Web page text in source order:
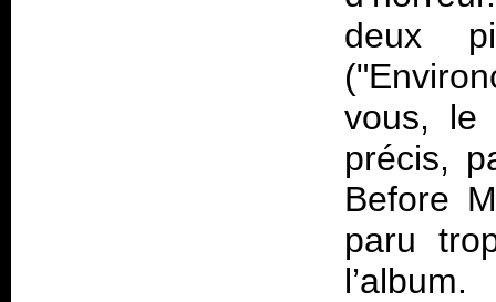
deux
vous, le
précis,
Before
paru
l’album.